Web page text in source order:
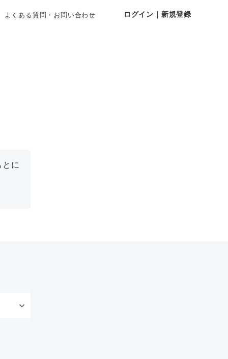
よくある質問・お問い合わせ ログイン｜新規登録
に